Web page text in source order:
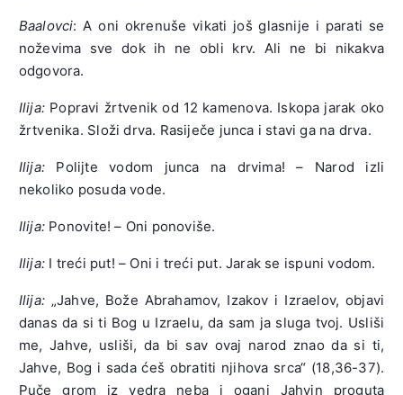
Baalovci: A oni okrenuše vikati još glasnije i parati se
noževima sve dok ih ne obli krv. Ali ne bi nikakva
odgovora.
Ilija: Popravi žrtvenik od 12 kamenova. Iskopa jarak oko
žrtvenika. Složi drva. Rasiječe junca i stavi ga na drva.
Ilija: Polijte vodom junca na drvima! – Narod izli
nekoliko posuda vode.
Ilija: Ponovite! – Oni ponoviše.
Ilija: I treći put! – Oni i treći put. Jarak se ispuni vodom.
Ilija: „Jahve, Bože Abrahamov, Izakov i Izraelov, objavi
danas da si ti Bog u Izraelu, da sam ja sluga tvoj. Usliši
me, Jahve, usliši, da bi sav ovaj narod znao da si ti,
Jahve, Bog i sada ćeš obratiti njihova srca“ (18,36-37).
Puče grom iz vedra neba i oganj Jahvin proguta